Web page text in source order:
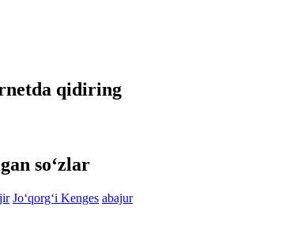
qidiring
so‘zlar
Jo‘qorg‘i Kenges abajur